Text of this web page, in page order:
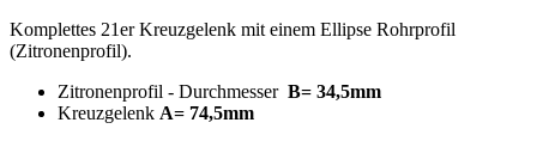
Komplettes 21er Kreuzgelenk mit einem Ellipse Rohrprofil
(Zitronenprofil).
Zitronenprofil - Durchmesser B= 34,5mm
Kreuzgelenk A= 74,5mm